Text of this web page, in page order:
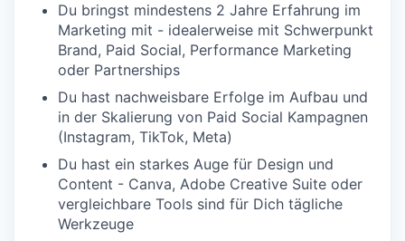
Du bringst mindestens 2 Jahre Erfahrung im
Marketing mit - idealerweise mit Schwerpunkt
Brand, Paid Social, Performance Marketing
oder Partnerships
Du hast nachweisbare Erfolge im Aufbau und
in der Skalierung von Paid Social Kampagnen
(Instagram, TikTok, Meta)
Du hast ein starkes Auge für Design und
Content - Canva, Adobe Creative Suite oder
vergleichbare Tools sind für Dich tägliche
Werkzeuge